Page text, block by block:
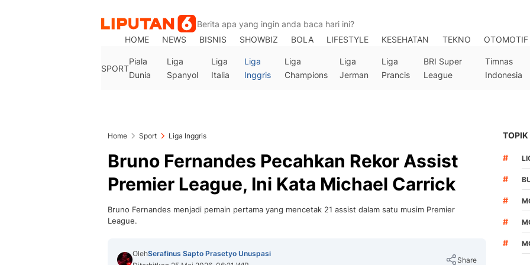
HOME
NEWS BISNIS SHOWBIZ BOLA LIFESTYLE KESEHATAN TEKNO OTOMOTIF
SPORT
Piala
Dunia
Liga
Spanyol
Liga
Italia
Liga
Inggris
Liga
Champions
Liga
Jerman
Liga
Prancis
BRI Super
League
Timnas
Indonesia
Home Sport Liga Inggris
Bruno Fernandes Pecahkan Rekor Assist
Premier League, Ini Kata Michael Carrick
Bruno Fernandes menjadi pemain pertama yang mencetak 21 assist dalam satu musim Premier
League.
OlehSerafinus Sapto Prasetyo Unuspasi
Share
TOPIK
#
#
#
#
#